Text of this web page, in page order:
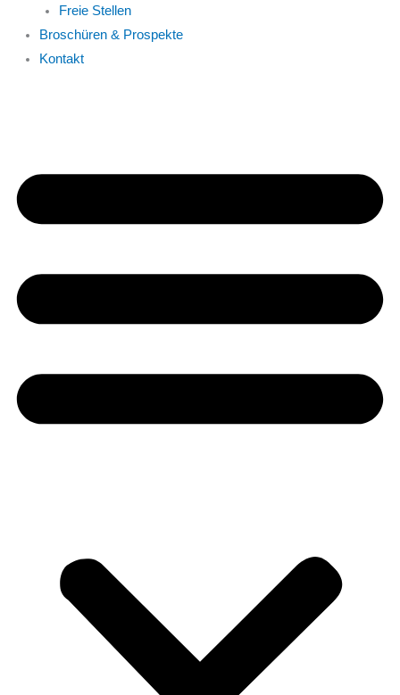
Freie Stellen
Broschüren & Prospekte
Kontakt